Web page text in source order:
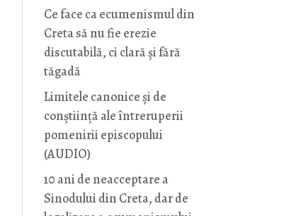
Ce face ca ecumenismul din
Creta să nu fie erezie
discutabilă, ci clară și fără
tăgadă
Limitele canonice și de
conștiință ale întreruperii
pomenirii episcopului
(AUDIO)
10 ani de neacceptare a
Sinodului din Creta, dar de